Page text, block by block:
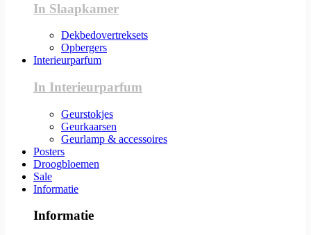
In Slaapkamer
Dekbedovertreksets
Opbergers
Interieurparfum
In Interieurparfum
Geurstokjes
Geurkaarsen
Geurlamp & accessoires
Posters
Droogbloemen
Sale
Informatie
Informatie